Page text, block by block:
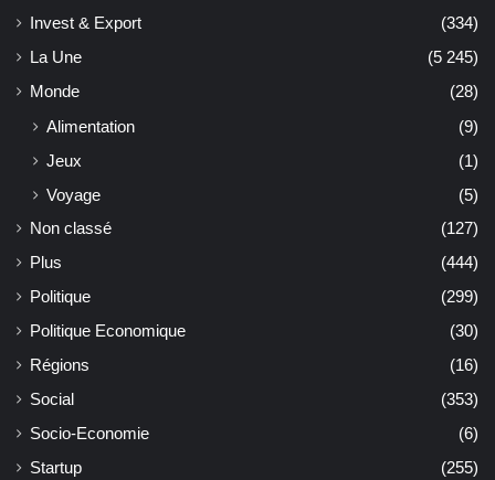
Invest & Export
(334)
La Une
(5 245)
Monde
(28)
Alimentation
(9)
Jeux
(1)
Voyage
(5)
Non classé
(127)
Plus
(444)
Politique
(299)
Politique Economique
(30)
Régions
(16)
Social
(353)
Socio-Economie
(6)
Startup
(255)